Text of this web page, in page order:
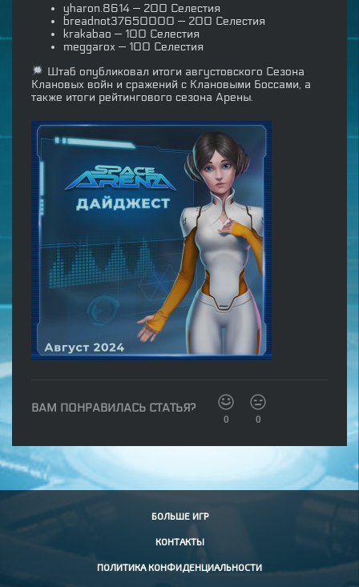
yharon.8614 — 200 Селестия
breadnot37650000 — 200 Селестия
krakabao — 100 Селестия
meggarox — 100 Селестия
Штаб опубликовал итоги августовского Сезона
Клановых войн и сражений с Клановыми Боссами, а
также итоги рейтингового сезона Арены.
ВАМ ПОНРАВИЛАСЬ СТАТЬЯ?
0 0
БОЛЬШЕ ИГР
КОНТАКТЫ
ПОЛИТИКА КОНФИДЕНЦИАЛЬНОСТИ